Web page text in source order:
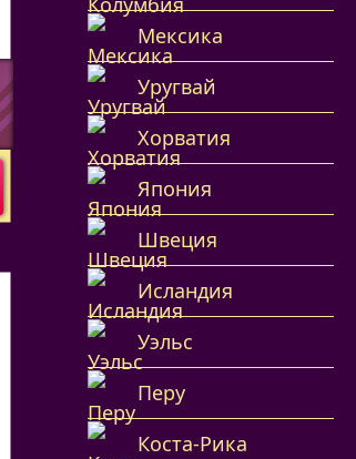
Мексика
Уругвай
Хорватия
Япония
Швеция
Исландия
Уэльс
Перу
Коста-Рика